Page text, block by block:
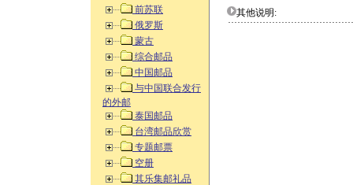
前苏联
俄罗斯
蒙古
综合邮品
中国邮品
与中国联合发行
的外邮
泰国邮品
台湾邮品欣赏
专题邮票
空册
其乐集邮礼品
其他说明: